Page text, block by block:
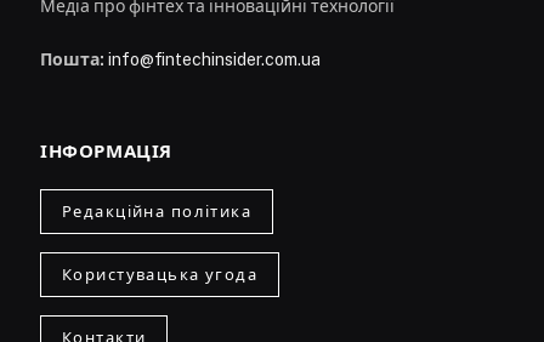
Медіа про фінтех та інноваційні технології
Пошта: info@fintechinsider.com.ua
ІНФОРМАЦІЯ
Редакційна політика
Користувацька угода
Контакти